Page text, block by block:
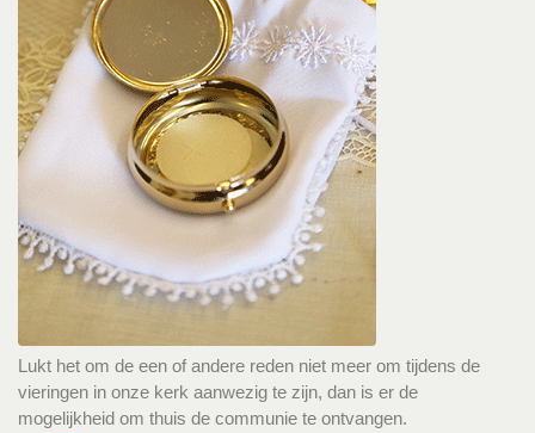
Lukt het om de een of andere reden niet meer om tijdens de
vieringen in onze kerk aanwezig te zijn, dan is er de
mogelijkheid om thuis de communie te ontvangen.